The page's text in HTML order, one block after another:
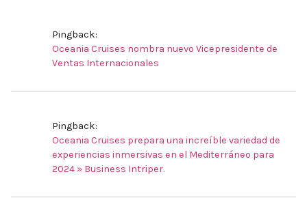
Pingback:
Oceania Cruises nombra nuevo Vicepresidente de
Ventas Internacionales
Pingback:
Oceania Cruises prepara una increíble variedad de
experiencias inmersivas en el Mediterráneo para
2024 » Business Intriper.